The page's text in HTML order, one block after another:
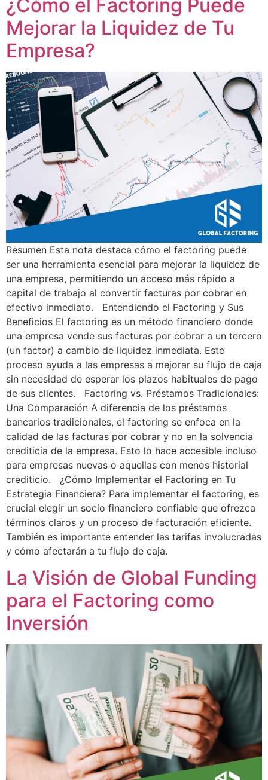
¿Cómo el Factoring Puede
Mejorar la Liquidez de Tu
Empresa?
Resumen Esta nota destaca cómo el factoring puede
ser una herramienta esencial para mejorar la liquidez de
una empresa, permitiendo un acceso más rápido a
capital de trabajo al convertir facturas por cobrar en
efectivo inmediato. Entendiendo el Factoring y Sus
Beneficios El factoring es un método financiero donde
una empresa vende sus facturas por cobrar a un tercero
(un factor) a cambio de liquidez inmediata. Este
proceso ayuda a las empresas a mejorar su flujo de caja
sin necesidad de esperar los plazos habituales de pago
de sus clientes. Factoring vs. Préstamos Tradicionales:
Una Comparación A diferencia de los préstamos
bancarios tradicionales, el factoring se enfoca en la
calidad de las facturas por cobrar y no en la solvencia
crediticia de la empresa. Esto lo hace accesible incluso
para empresas nuevas o aquellas con menos historial
crediticio. ¿Cómo Implementar el Factoring en Tu
Estrategia Financiera? Para implementar el factoring, es
crucial elegir un socio financiero confiable que ofrezca
términos claros y un proceso de facturación eficiente.
También es importante entender las tarifas involucradas
y cómo afectarán a tu flujo de caja.
La Visión de Global Funding
para el Factoring como
Inversión